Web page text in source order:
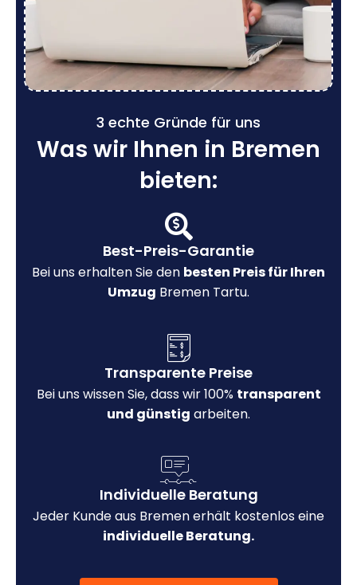
3 echte Gründe für uns
Was wir Ihnen in Bremen
bieten:
Best-Preis-Garantie
Bei uns erhalten Sie den besten Preis für Ihren
Umzug Bremen Tartu.
Transparente Preise
Bei uns wissen Sie, dass wir 100% transparent
und günstig arbeiten.
Individuelle Beratung
Jeder Kunde aus Bremen erhält kostenlos eine
individuelle Beratung.